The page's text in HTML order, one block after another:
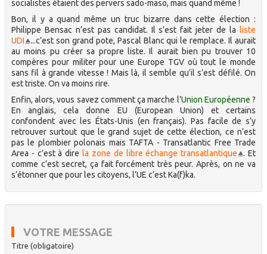
socialistes étaient des pervers sado-maso, mais quand même !
Bon, il y a quand même un truc bizarre dans cette élection :
Philippe Bensac n’est pas candidat. Il s’est fait jeter de la liste
UDI
...c’est son grand pote, Pascal Blanc qui le remplace. Il aurait
au moins pu créer sa propre liste. Il aurait bien pu trouver 10
compères pour militer pour une Europe TGV où tout le monde
sans fil à grande vitesse ! Mais là, il semble qu’il s’est défilé. On
est triste. On va moins rire.
Enfin, alors, vous savez comment ça marche l’Union Européenne ?
En anglais, cela donne EU (European Union) et certains
confondent avec les États-Unis (en français). Pas facile de s’y
retrouver surtout que le grand sujet de cette élection, ce n’est
pas le plombier polonais mais TAFTA - Transatlantic Free Trade
Area - c’est à direla zone de libre échange transatlantique
. Et
comme c’est secret, ça fait forcément très peur. Après, on ne va
s’étonner que pour les citoyens, l’UE c’est Ka(f)ka.
VOTRE MESSAGE
Titre (obligatoire)